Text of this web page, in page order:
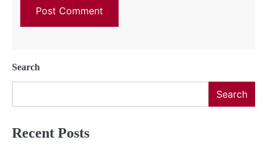
Search
Search
Recent Posts